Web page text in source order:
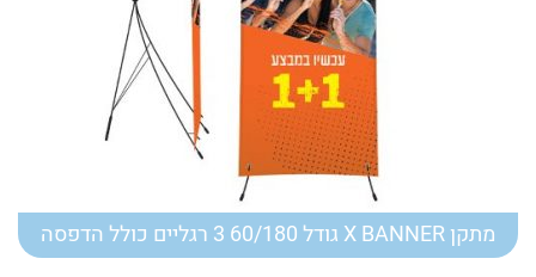
מתקן X BANNER גודל 60/180 3 רגליים כולל הדפסה